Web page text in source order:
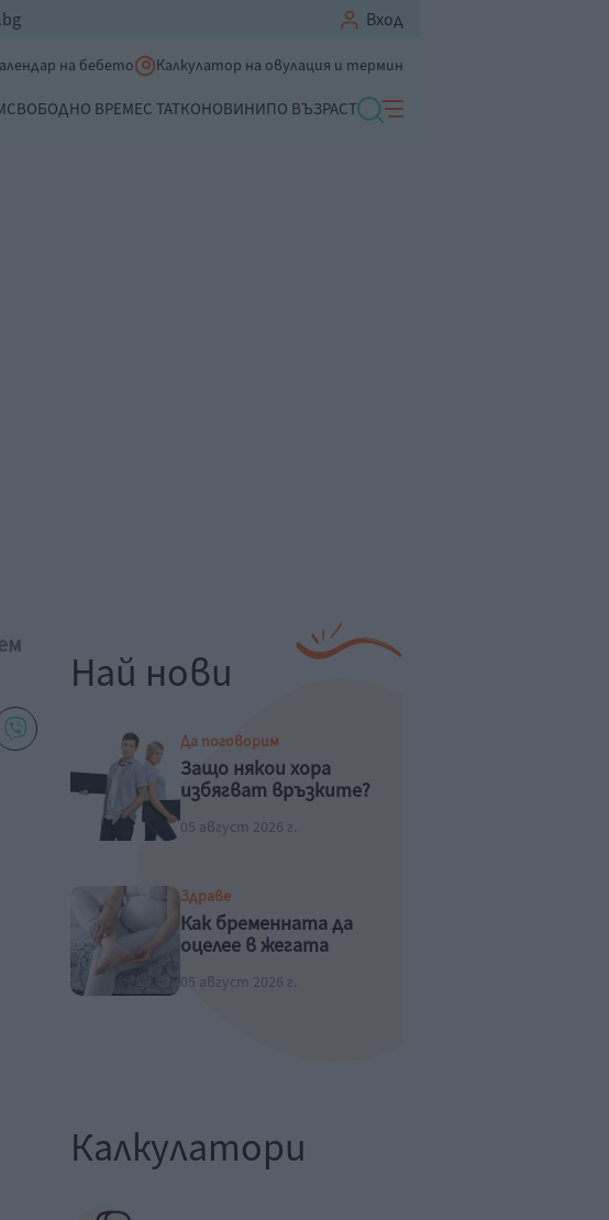
Вход
на бебето Калкулатор на овулация и термин
СВОБОДНО ВРЕМЕС ТАТКОНОВИНИПО ВЪЗРАСТ
Най нови
Да поговорим
Защо някои хора
избягват връзките?
05 август 2026 г.
Здраве
Как бременната да
оцелее в жегата
05 август 2026 г.
Калкулатори